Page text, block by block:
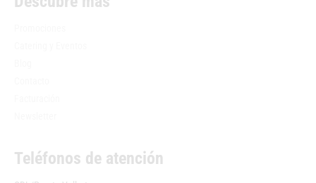
Teléfonos de atención